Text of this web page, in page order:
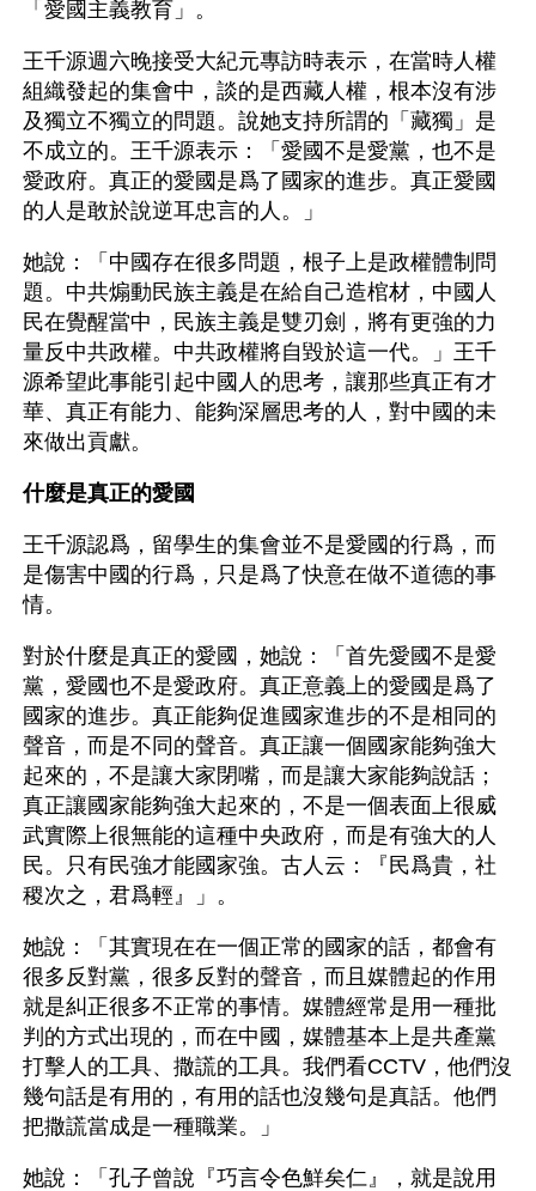
「愛國主義教育」。
王千源週六晚接受大紀元專訪時表示，在當時人權
組織發起的集會中，談的是西藏人權，根本沒有涉
及獨立不獨立的問題。說她支持所謂的「藏獨」是
不成立的。王千源表示：「愛國不是愛黨，也不是
愛政府。真正的愛國是爲了國家的進步。真正愛國
的人是敢於說逆耳忠言的人。」
她說：「中國存在很多問題，根子上是政權體制問
題。中共煽動民族主義是在給自己造棺材，中國人
民在覺醒當中，民族主義是雙刃劍，將有更強的力
量反中共政權。中共政權將自毀於這一代。」王千
源希望此事能引起中國人的思考，讓那些真正有才
華、真正有能力、能夠深層思考的人，對中國的未
來做出貢獻。
什麼是真正的愛國
王千源認爲，留學生的集會並不是愛國的行爲，而
是傷害中國的行爲，只是爲了快意在做不道德的事
情。
對於什麼是真正的愛國，她說：「首先愛國不是愛
黨，愛國也不是愛政府。真正意義上的愛國是爲了
國家的進步。真正能夠促進國家進步的不是相同的
聲音，而是不同的聲音。真正讓一個國家能夠強大
起來的，不是讓大家閉嘴，而是讓大家能夠說話；
真正讓國家能夠強大起來的，不是一個表面上很威
武實際上很無能的這種中央政府，而是有強大的人
民。只有民強才能國家強。古人云：『民爲貴，社
稷次之，君爲輕』」。
她說：「其實現在在一個正常的國家的話，都會有
很多反對黨，很多反對的聲音，而且媒體起的作用
就是糾正很多不正常的事情。媒體經常是用一種批
判的方式出現的，而在中國，媒體基本上是共產黨
打擊人的工具、撒謊的工具。我們看CCTV，他們沒
幾句話是有用的，有用的話也沒幾句是真話。他們
把撒謊當成是一種職業。」
她說：「孔子曾說『巧言令色鮮矣仁』，就是說用